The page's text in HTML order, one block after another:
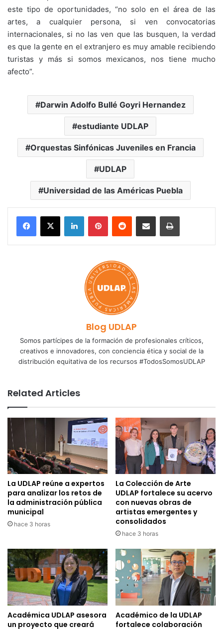
este tipo de oportunidades, “no solo en el área de las
artes, a cualquier persona, si ven convocatorias
internacionales, si no las ven que las busquen, la verdad
es que la gente en el extranjero es muy amable recibiendo
turistas y más si somos mexicanos, nos tiene mucho
afecto”.
Darwin Adolfo Bullé Goyri Hernandez
estudiante UDLAP
Orquestas Sinfónicas Juveniles en Francia
UDLAP
Universidad de las Américas Puebla
LinkedInPinterestReddit Share via Email Print
Blog UDLAP
Somos partícipes de la formación de profesionales críticos,
creativos e innovadores, con conciencia ética y social de la
distribución equitativa de los recursos #TodosSomosUDLAP
Related Articles
La UDLAP reúne a expertos
para analizar los retos de
la administración pública
municipal
hace 3 horas
La Colección de Arte
UDLAP fortalece su acervo
con nuevas obras de
artistas emergentes y
consolidados
hace 3 horas
Académica UDLAP asesora
un proyecto que creará
Académico de la UDLAP
fortalece colaboración